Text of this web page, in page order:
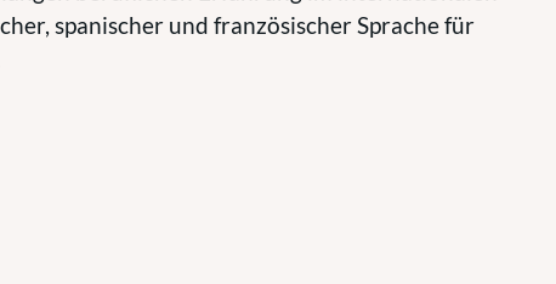
spanischer und französischer Sprache für